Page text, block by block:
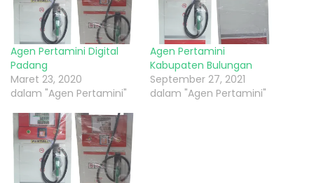
Agen Pertamini Digital
Padang
Maret 23, 2020
dalam "Agen Pertamini"
Agen Pertamini
Kabupaten Bulungan
September 27, 2021
dalam "Agen Pertamini"